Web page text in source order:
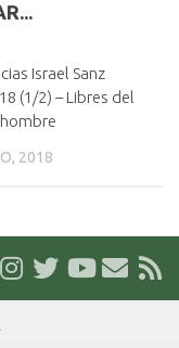
Israel Sanz
(1/2) – Libres del
2018